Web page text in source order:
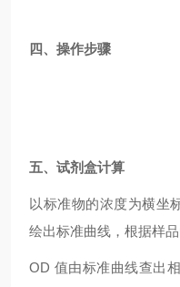
四、操作步骤
五、试剂盒计算
以标准物的浓度为横坐
绘出标准曲线，根据样
OD 值由标准曲线查出